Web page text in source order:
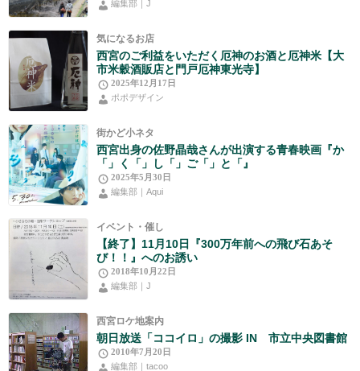
編集部｜J
気になるお店
西宮のご利益をいただく厄神のお酒と厄神米【大
市米穀酒販店と門戸厄神東光寺】
2025年12月17日
ポポデザイン
街かど小ネタ
西宮出身の佐野晶哉さんが出演する青春映画『か
「」く「」し「」ご「」と「』
2025年5月30日
編集部｜Aqui
イベント・催し
【終了】11月10日『300万年前への飛び石あそ
び！！』へのお誘い
2018年10月22日
編集部｜J
西宮ロケ地案内
朝日放送「ココイロ」の撮影 IN 市立中央図書館
2010年7月20日
編集部｜tacoo